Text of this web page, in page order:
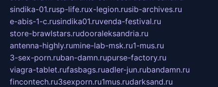
sindika-01.rusp-life.rux-legion.rusib-archives.ru
e-abis-1-c.rusindika01.ruvenda-festival.ru
store-brawlstars.rudooraleksandria.ru
antenna-highly.rumine-lab-msk.ru1-mus.ru
3-sex-porn.ruban-damn.rupurse-factory.ru
viagra-tablet.rufasbags.ruadler-jun.rubandamn.ru
fincontech.ru3sexporn.ru1mus.rudarksand.ru